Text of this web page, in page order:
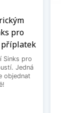
pro
příplatek
Sinks pro
Jedná
objednat